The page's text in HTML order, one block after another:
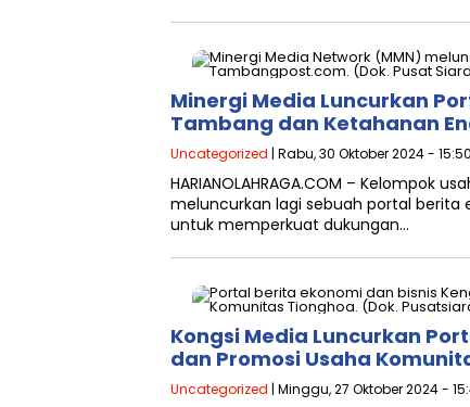
Minergi Media Luncurkan
Tambang dan Ketahanan
Uncategorized | Rabu, 30 Oktober 2024 -
HARIANOLAHRAGA.COM – Kelompok
meluncurkan lagi sebuah portal berita
untuk memperkuat dukungan…
Kongsi Media Luncurkan
dan Promosi Usaha
Uncategorized | Minggu, 27 Oktober 2024 -